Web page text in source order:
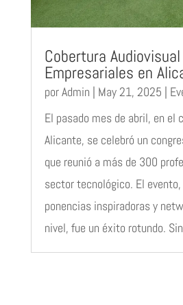
Cobertura
Empresariales en
porAdmin | May 21, 2025 |
El pasado mes de abril, en el
Alicante, se celebró un
que reunió a más de 300
sector tecnológico. El evento,
ponencias inspiradoras y
nivel, fue un éxito rotundo.